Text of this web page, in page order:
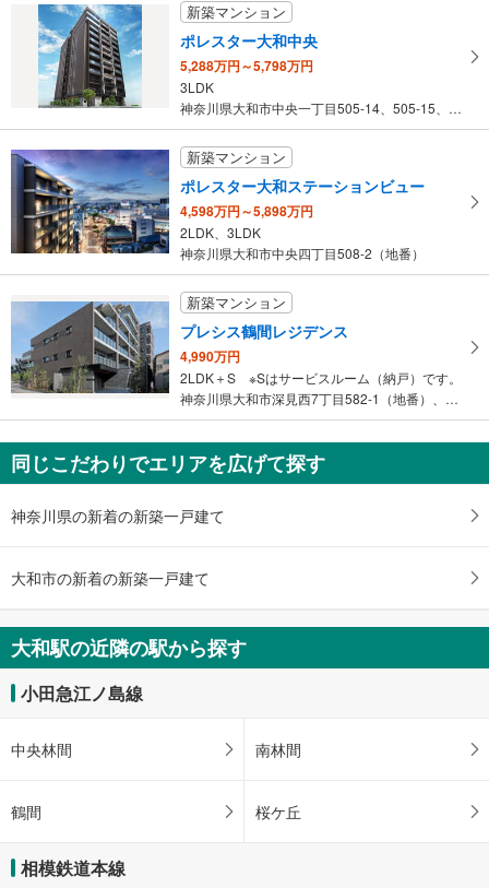
未定
建物面積 -
小田急江ノ島線 「大和」駅 徒歩36分
新築マンション
ポレスター大和中央
5,288万円～5,798万円
3LDK
神奈川県大和市中央一丁目505-14、505-15、505-16…
新築マンション
ポレスター大和ステーションビュー
4,598万円～5,898万円
2LDK、3LDK
神奈川県大和市中央四丁目508-2（地番）
新築マンション
プレシス鶴間レジデンス
4,990万円
2LDK＋S ※Sはサービスルーム（納戸）です。
神奈川県大和市深見西7丁目582-1（地番）、神奈川県大和市深見…
同じこだわりでエリアを広げて探す
神奈川県の新着の新築一戸建て
大和市の新着の新築一戸建て
大和駅の近隣の駅から探す
小田急江ノ島線
中央林間 南林間
鶴間 桜ケ丘
相模鉄道本線